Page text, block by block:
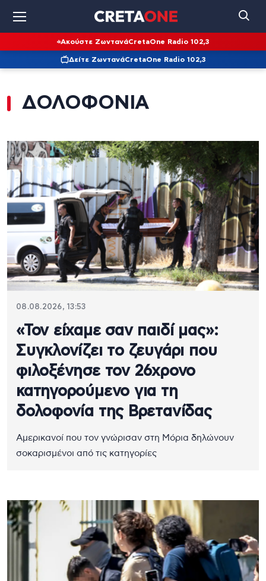
Ακούστε ΖωντανάCretaOne Radio 102,3
Δείτε ΖωντανάCretaOne Radio 102,3
ΔΟΛΟΦΟΝΙΑ
08.08.2026, 13:53
«Τον είχαμε σαν παιδί μας»:
Συγκλονίζει το ζευγάρι που
φιλοξένησε τον 26χρονο
κατηγορούμενο για τη
δολοφονία της Βρετανίδας
Αμερικανοί που τον γνώρισαν στη Μόρια δηλώνουν
σοκαρισμένοι από τις κατηγορίες